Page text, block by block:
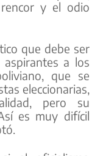
y el odio
que debe ser
a los
que se
eleccionarias,
pero su
es muy difícil